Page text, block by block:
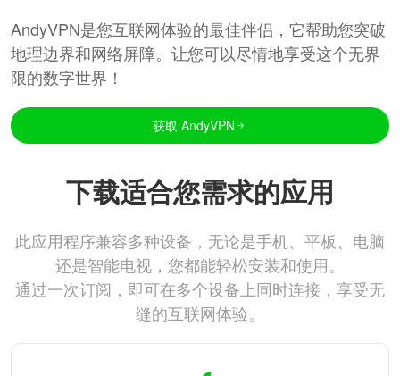
AndyVPN是您互联网体验的最佳伴侣，它帮助您突破
地理边界和网络屏障。让您可以尽情地享受这个无界
限的数字世界！
获取 AndyVPN
下载适合您需求的应用
此应用程序兼容多种设备，无论是手机、平板、电脑
还是智能电视，您都能轻松安装和使用。
通过一次订阅，即可在多个设备上同时连接，享受无
缝的互联网体验。